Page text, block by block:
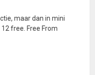
maar dan in mini
free. Free From